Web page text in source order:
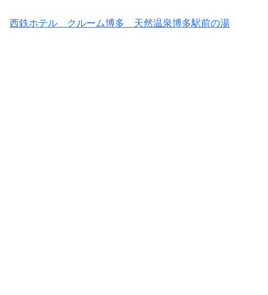
西鉄ホテル クルーム博多 天然温泉博多駅前の湯